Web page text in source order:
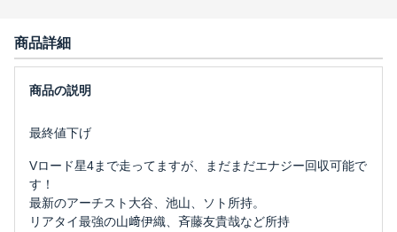
商品詳細
最終値下げ
Vロード星4まで走ってますが、まだまだエナジー回収可能で
す！
最新のアーチスト大谷、池山、ソト所持。
リアタイ最強の山﨑伊織、斉藤友貴哉など所持